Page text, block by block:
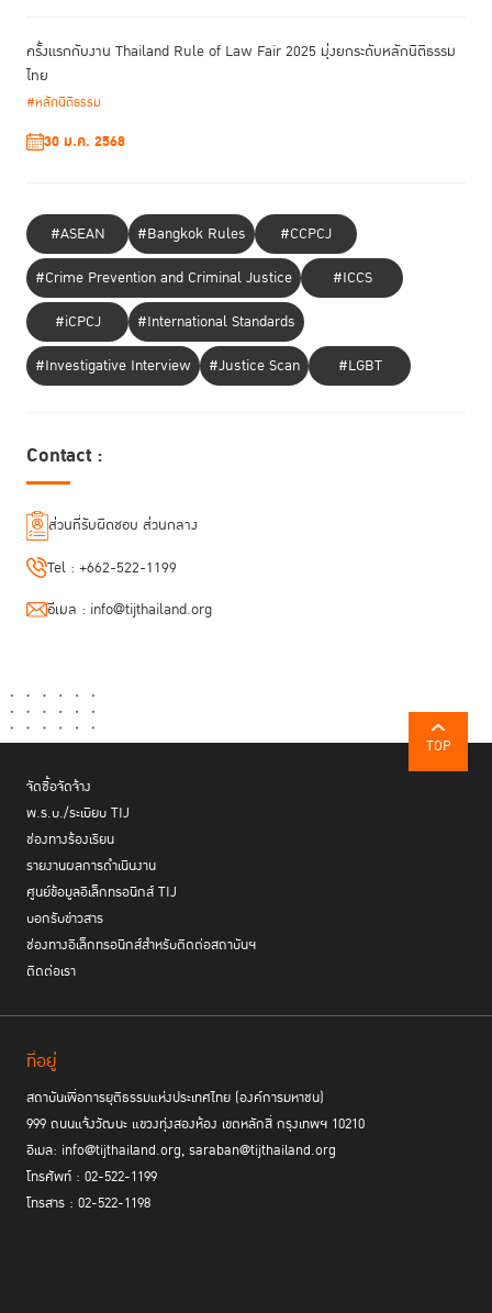
รองผู้อำนวยการ TIJ เน้นย้ำว่า การพัฒนาเทคโนโลยีทางกฎหมายควรเริ่มต้น
จากปัญหาของ “คน” เทคโนโลยีต้องมีความปลอดภัย เป็นธรรม ไม่สร้างผลก
ระทบเชิงลบ และมีความรับผิดชอบต่อสังคม ขณะเดียวกันต้องสามารถนำไป
Mentors จากหลากหลายองค์กรชั้นนำ ทั้งจากภาคกฎหมาย เทคโนโลยี และ
ธุรกิจ เพื่อร่วมถ่ายทอดประสบการณ์และให้คำปรึกษาแก่ผู้เข้าร่วมโครงการ
- คุณสืบสิริ ทวีผล: Partner Tilleke & Gibbons
- คุณวัลลยา แก้วรุ่งเรือง: Chief Legal Officer and Chief Compliance
- คุณปรีดา ธุรกิจเปรมปรีดิ์: ผู้จัดการสังกัดฝ่ายกฎหมายลงทุนและธุรกิจ
องค์กร, บริษัท ปตท. จำกัด(มหาชน)
- คุณวิศิษย์ศักดิ์ อรุณสุรัตน์ภัคดี: Head of Litigation & Regulations
Department True Corporation Public Company Limited
- คุณวิกรานต์ ดวงมณี: Head of Intellectual Property Management
- คุณพชรพล สุเทพารักษ์: กรรมการผู้จัดการใหญ่ธนาคารเกียรตินาคินภัทร
จำกัด
โครงการดังกล่าวมีเป้าหมายเพื่อเสริมสร้างองค์ความรู้แบบสหวิทยาการให้
นิสิต นักศึกษาจากทั่วประเทศ เข้าใจการนำเทคโนโลยีมาประยุกต์ใช้เพื่อแก้ไข
ปัญหากฎหมายร่วมสมัย และส่งเสริมการพัฒนาวิสาหกิจเริ่มต้นด้านกฎหมาย
ครั้งแรกกับงาน Thailand Rule of Law Fair 2025 มุ่งยกระดับหลักนิติธรรม
ไทย
#หลักนิติธรรม
30 ม.ค. 2568
#ASEAN #Bangkok Rules
#CCPCJ
#Crime Prevention and Criminal Justice
#ICCS
#iCPCJ
#International Standards
#Investigative Interview
#Justice Scan #LGBT
Contact :
ส่วนที่รับผิดชอบ ส่วนกลาง
Tel : +662-522-1199
อีเมล : info@tijthailand.org
TOP
จัดซื้อจัดจ้าง
พ.ร.บ./ระเบียบ TIJ
ช่องทางร้องเรียน
รายงานผลการดำเนินงาน
ศูนย์ข้อมูลอิเล็กทรอนิกส์ TIJ
บอกรับข่าวสาร
ช่องทางอิเล็กทรอนิกส์สำหรับติดต่อสถาบันฯ
ติดต่อเรา
ที่อยู่
สถาบันเพื่อการยุติธรรมแห่งประเทศไทย (องค์การมหาชน)
999 ถนนแจ้งวัฒนะ แขวงทุ่งสองห้อง เขตหลักสี่ กรุงเทพฯ 10210
อีเมล: info@tijthailand.org, saraban@tijthailand.org
โทรศัพท์ : 02-522-1199
โทรสาร : 02-522-1198